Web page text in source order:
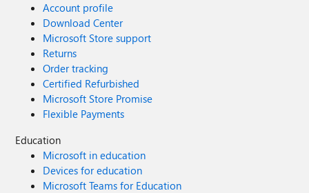
Account profile
Download Center
Microsoft Store support
Returns
Order tracking
Certified Refurbished
Microsoft Store Promise
Flexible Payments
Education
Microsoft in education
Devices for education
Microsoft Teams for Education